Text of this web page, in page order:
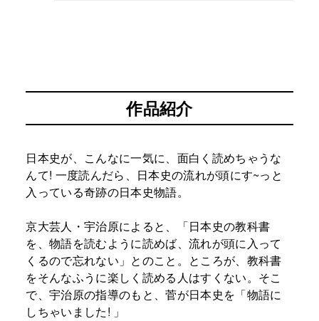
作品紹介
日本史が、こんなに一気に、面白く読めちゃうな
んて! 一度読んだら、日本史の流れが頭にす~っと
入っている奇跡の日本史物語。
京大芸人・宇治原によると、「日本史の教科書
を、物語を読むように読めば、流れが頭に入って
くるので忘れない」とのこと。ところが、教科書
をそんなふうに楽しく読める人はすくない。そこ
で、宇治原の指導のもと、菅が日本史を「物語に
しちゃいました! 」